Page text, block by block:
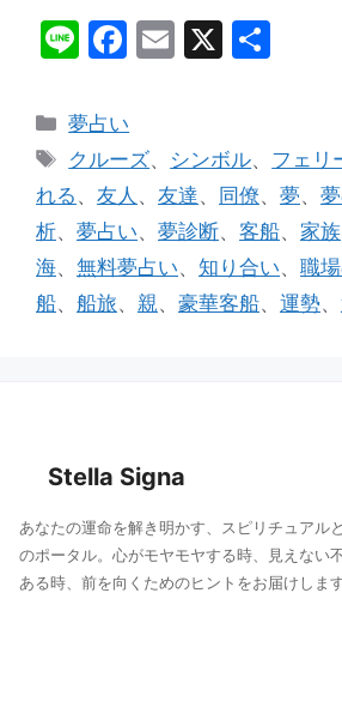
Li
e
F
c
e
b
o
o
k
E
l
X
カ
テ
リ
ー
夢占い
タ
グ
クルーズ、 シンボル、 フェリ
れる 、 友人 、 友達、 同僚、 夢、
析、 夢占い、 夢診断、 客船、 家族
海、 無料夢占い、 知り合い、 職
船、 船旅、 親、 豪華客船、 運勢、
Stella Signa
あなたの運命を解き明かす、スピリチュアル
のポータル。心がモヤモヤする時、見えない
ある時、前を向くためのヒントをお届けします